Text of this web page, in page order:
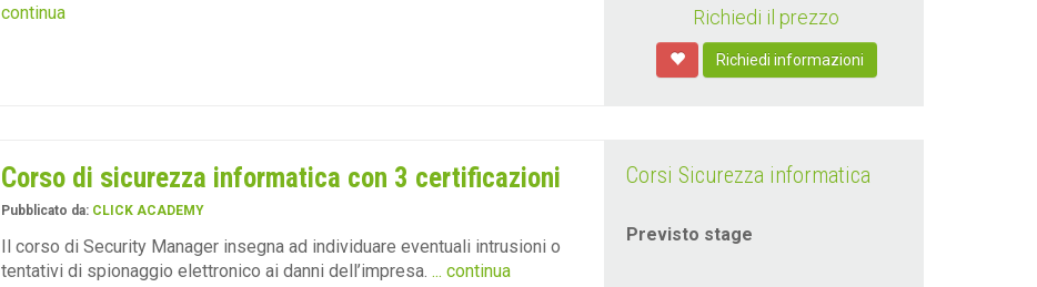
continua
Richiedi il prezzo
Richiedi informazioni
Corso di sicurezza informatica con 3 certificazioni
Pubblicato da: CLICK ACADEMY
Il corso di Security Manager insegna ad individuare eventuali intrusioni o
tentativi di spionaggio elettronico ai danni dell’impresa. ... continua
Corsi Sicurezza informatica
Previsto stage